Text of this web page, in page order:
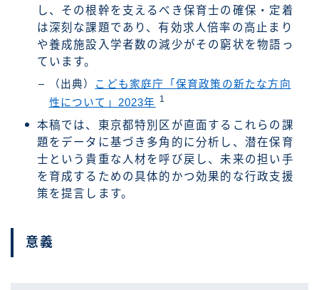
し、その根幹を支えるべき保育士の確保・定着
は深刻な課題であり、有効求人倍率の高止まり
や養成施設入学者数の減少がその窮状を物語っ
ています。
（出典）
こども家庭庁「保育政策の新たな方向
性について」2023年
1
本稿では、東京都特別区が直面するこれらの課
題をデータに基づき多角的に分析し、潜在保育
士という貴重な人材を呼び戻し、未来の担い手
を育成するための具体的かつ効果的な行政支援
策を提言します。
意義